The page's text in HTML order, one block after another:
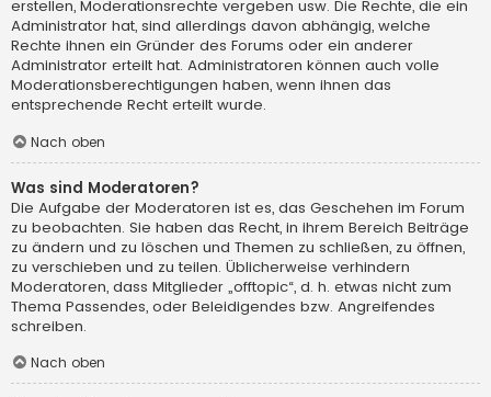
erstellen, Moderationsrechte vergeben usw. Die Rechte, die ein
Administrator hat, sind allerdings davon abhängig, welche
Rechte ihnen ein Gründer des Forums oder ein anderer
Administrator erteilt hat. Administratoren können auch volle
Moderationsberechtigungen haben, wenn ihnen das
entsprechende Recht erteilt wurde.
Nach oben
Was sind Moderatoren?
Die Aufgabe der Moderatoren ist es, das Geschehen im Forum
zu beobachten. Sie haben das Recht, in ihrem Bereich Beiträge
zu ändern und zu löschen und Themen zu schließen, zu öffnen,
zu verschieben und zu teilen. Üblicherweise verhindern
Moderatoren, dass Mitglieder „offtopic“, d. h. etwas nicht zum
Thema Passendes, oder Beleidigendes bzw. Angreifendes
schreiben.
Nach oben